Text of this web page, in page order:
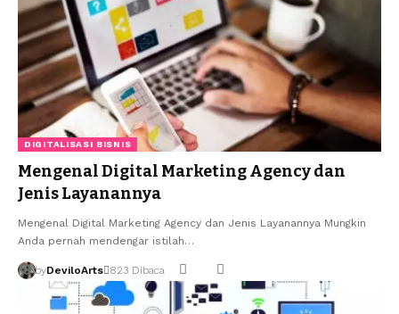
DIGITALISASI BISNIS
Mengenal Digital Marketing Agency dan
Jenis Layanannya
Mengenal Digital Marketing Agency dan Jenis Layanannya Mungkin
Anda pernah mendengar istilah…
byDeviloArts 823 Dibaca